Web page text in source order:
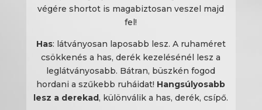
végére shortot is magabiztosan veszel majd
fel!
Has: látványosan laposabb lesz. A ruhaméret
csökkenés a has, derék kezelésénél lesz a
leglátványosabb. Bátran, büszkén fogod
hordani a szűkebb ruháidat! Hangsúlyosabb
lesz a derekad , különválik a has, derék, csípő.